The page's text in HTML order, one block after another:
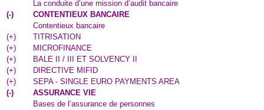
La conduite d’une mission d’audit bancaire
(-)
CONTENTIEUX BANCAIRE
Contentieux bancaire
(+)
TITRISATION
(+)
MICROFINANCE
(+)
BALE II / III ET SOLVENCY II
(+)
DIRECTIVE MIFID
(+)
SEPA - SINGLE EURO PAYMENTS AREA
(-)
ASSURANCE VIE
Bases de l’assurance de personnes